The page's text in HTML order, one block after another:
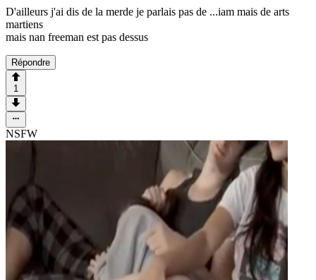
D'ailleurs j'ai dis de la merde je parlais pas de ...iam mais de arts
martiens
mais nan freeman est pas dessus
Répondre
1
NSFW